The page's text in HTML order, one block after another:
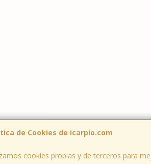
de Cookies de icarpio.com
cookies propias y de terceros para